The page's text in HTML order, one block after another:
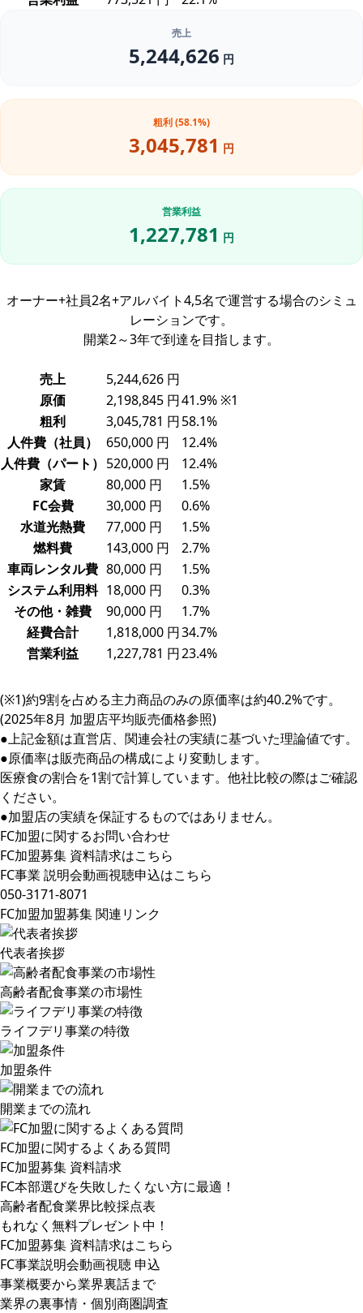
売上
5,244,626 円
粗利 (58.1%)
3,045,781 円
営業利益
1,227,781 円
オーナー+社員2名+アルバイト4,5名で運営する場合のシミュ
レーションです。
開業2～3年で到達を目指します。
売上
5,244,626 円
原価
2,198,845 円41.9% ※1
粗利
3,045,781 円58.1%
人件費（社員）
650,000 円
12.4%
人件費（パート） 520,000 円
12.4%
家賃
80,000 円
1.5%
FC会費
30,000 円
0.6%
水道光熱費
77,000 円
1.5%
燃料費
143,000 円
2.7%
車両レンタル費 80,000 円
1.5%
システム利用料 18,000 円
0.3%
その他・雑費
90,000 円
1.7%
経費合計
1,818,000 円34.7%
営業利益
1,227,781 円23.4%
(※1)約9割を占める主力商品のみの原価率は約40.2%です。
(2025年8月 加盟店平均販売価格参照)
●上記金額は直営店、関連会社の実績に基づいた理論値です。
●原価率は販売商品の構成により変動します。
医療食の割合を1割で計算しています。他社比較の際はご確認
ください。
●加盟店の実績を保証するものではありません。
FC加盟に関するお問い合わせ
FC加盟募集 資料請求はこちら
FC事業 説明会動画視聴申込はこちら
050-3171-8071
FC加盟加盟募集 関連リンク
代表者挨拶
高齢者配食事業の市場性
ライフデリ事業の特徴
加盟条件
開業までの流れ
FC加盟に関するよくある質問
FC加盟募集 資料請求
FC本部選びを失敗したくない方に最適！
高齢者配食業界比較採点表
もれなく無料プレゼント中！
FC加盟募集 資料請求はこちら
FC事業説明会動画視聴 申込
事業概要から業界裏話まで
業界の裏事情・個別商圏調査